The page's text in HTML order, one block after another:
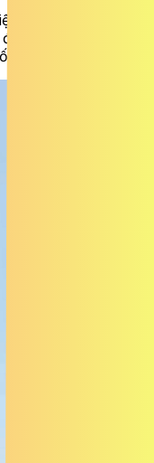
từ các ca ngoại lai.
chủ quan, tiếp